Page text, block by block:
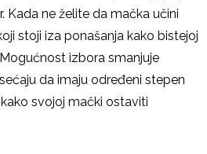
Kada ne želite da mačka učini
stoji iza ponašanja kako bistejoj
izbora smanjuje
da imaju određeni stepen
svojoj mački ostaviti